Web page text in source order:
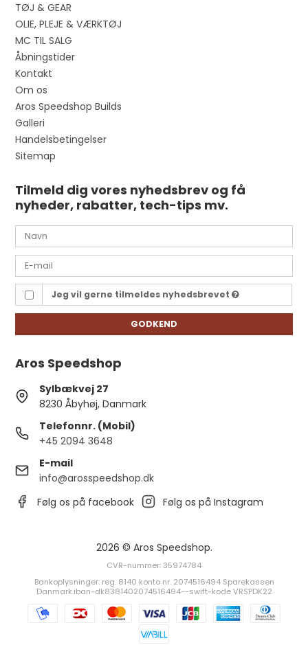
TØJ & GEAR
OLIE, PLEJE & VÆRKTØJ
MC TIL SALG
Åbningstider
Kontakt
Om os
Aros Speedshop Builds
Galleri
Handelsbetingelser
Sitemap
Tilmeld dig vores nyhedsbrev og få
nyheder, rabatter, tech-tips mv.
Jeg vil gerne tilmeldes nyhedsbrevet
GODKEND
Aros Speedshop
Sylbækvej 27
8230 Åbyhøj, Danmark
Telefonnr. (Mobil)
+45 2094 3648
E-mail
info@arosspeedshop.dk
Følg os på facebook
Følg os på Instagram
2026 © Aros Speedshop.
CVR-nummer: 35974784
Bankoplysninger: reg. 8140 konto nr. 2074516494 Sparekassen
Danmark.iban-dk8381402074516494--swift-kode VRSPDK22